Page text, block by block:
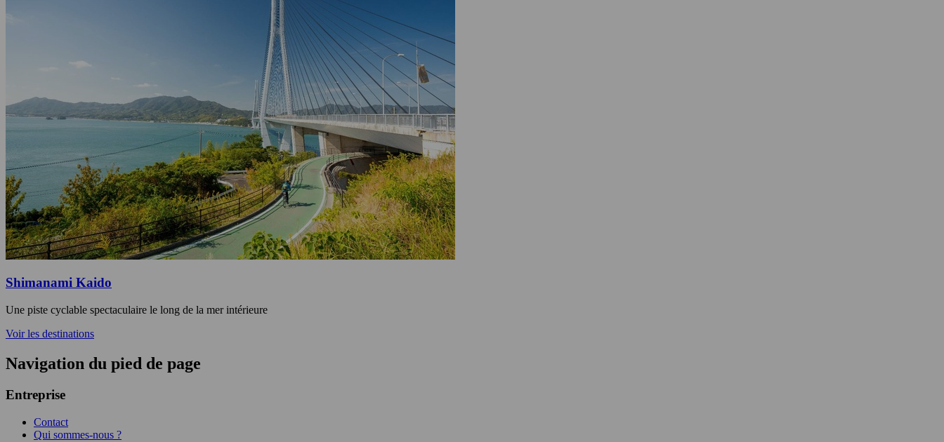
Shimanami Kaido
Une piste cyclable spectaculaire le long de la mer intérieure
Voir les destinations
Navigation du pied de page
Entreprise
Contact
Qui sommes-nous ?